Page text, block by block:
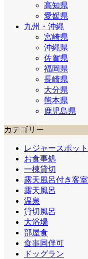
高知県
愛媛県
九州・沖縄
宮崎県
沖縄県
佐賀県
福岡県
長崎県
大分県
熊本県
鹿児島県
カテゴリー
レジャースポット
お食事処
一棟貸切
露天風呂付き客室
露天風呂
温泉
貸切風呂
大浴場
部屋食
食事同伴可
ドッグラン